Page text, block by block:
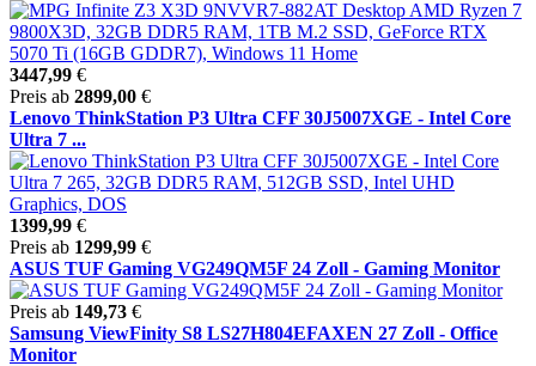
3447,99 €
Preis ab 2899,00 €
Lenovo ThinkStation P3 Ultra CFF 30J5007XGE - Intel Core
Ultra 7 ...
1399,99 €
Preis ab 1299,99 €
ASUS TUF Gaming VG249QM5F 24 Zoll - Gaming Monitor
Preis ab 149,73 €
Samsung ViewFinity S8 LS27H804EFAXEN 27 Zoll - Office
Monitor